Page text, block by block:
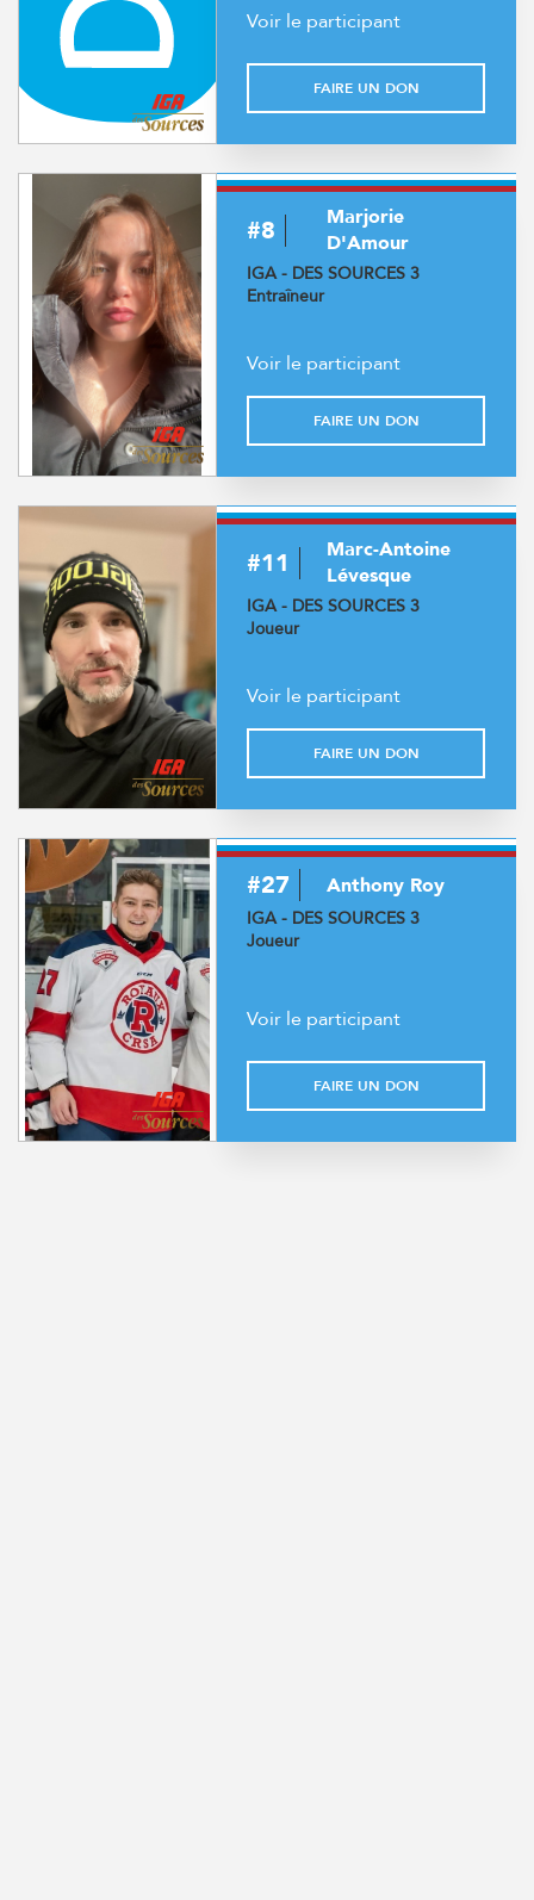
Voir le participant
FAIRE UN DON
#8
Marjorie
D'Amour
IGA - DES SOURCES 3
Entraîneur
Voir le participant
FAIRE UN DON
#11
Marc-Antoine
Lévesque
IGA - DES SOURCES 3
Joueur
Voir le participant
FAIRE UN DON
#27 Anthony Roy
IGA - DES SOURCES 3
Joueur
Voir le participant
FAIRE UN DON